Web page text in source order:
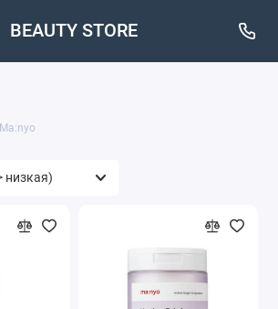
BEAUTY STORE
Ma:nyo